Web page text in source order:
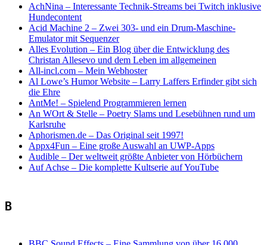
AchNina – Interessante Technik-Streams bei Twitch inklusive
Hundecontent
Acid Machine 2 – Zwei 303- und ein Drum-Maschine-
Emulator mit Sequenzer
Alles Evolution – Ein Blog über die Entwicklung des
Christan Allesevo und dem Leben im allgemeinen
All-incl.com – Mein Webhoster
Al Lowe’s Humor Website – Larry Laffers Erfinder gibt sich
die Ehre
AntMe! – Spielend Programmieren lernen
An WOrt & Stelle – Poetry Slams und Lesebühnen rund um
Karlsruhe
Aphorismen.de – Das Original seit 1997!
Appx4Fun – Eine große Auswahl an UWP-Apps
Audible – Der weltweit größte Anbieter von Hörbüchern
Auf Achse – Die komplette Kultserie auf YouTube
B